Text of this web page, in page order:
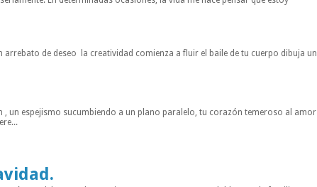
arrebato de deseo la creatividad comienza a fluir el baile de tu cuerpo dibuja un
, un espejismo sucumbiendo a un plano paralelo, tu corazón temeroso al amor